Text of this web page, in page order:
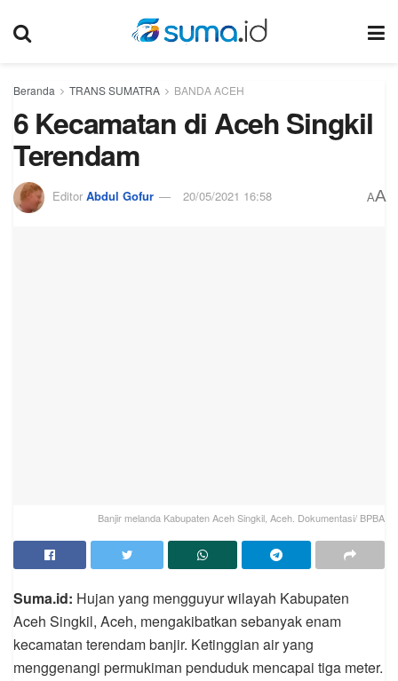
Beranda TRANS SUMATRA BANDA ACEH
6 Kecamatan di Aceh Singkil
Terendam
Editor Abdul Gofur 20/05/2021 16:58 AA
Banjir melanda Kabupaten Aceh Singkil, Aceh. Dokumentasi/ BPBA
Suma.id: Hujan yang mengguyur wilayah Kabupaten
Aceh Singkil, Aceh, mengakibatkan sebanyak enam
kecamatan terendam banjir. Ketinggian air yang
menggenangi permukiman penduduk mencapai tiga meter.